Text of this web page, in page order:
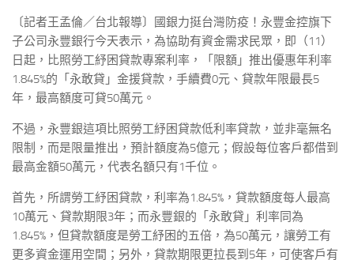
〔記者王孟倫／台北報導〕國銀力挺台灣防疫！永豐金控旗下
子公司永豐銀行今天表示，為協助有資金需求民眾，即（11）
日起，比照勞工紓困貸款專案利率，「限額」推出優惠年利率
1.845%的「永敢貸」金援貸款，手續費0元、貸款年限最長5
年，最高額度可貸50萬元。
不過，永豐銀這項比照勞工紓困貸款低利率貸款，並非毫無名
限制，而是限量推出，預計額度為5億元；假設每位客戶都借到
最高金額50萬元，代表名額只有1千位。
首先，所謂勞工紓困貸款，利率為1.845%，貸款額度每人最高
10萬元、貸款期限3年；而永豐銀的「永敢貸」利率同為
1.845%，但貸款額度是勞工紓困的五倍，為50萬元，讓勞工有
更多資金運用空間；另外，貸款期限更拉長到5年，可使客戶有